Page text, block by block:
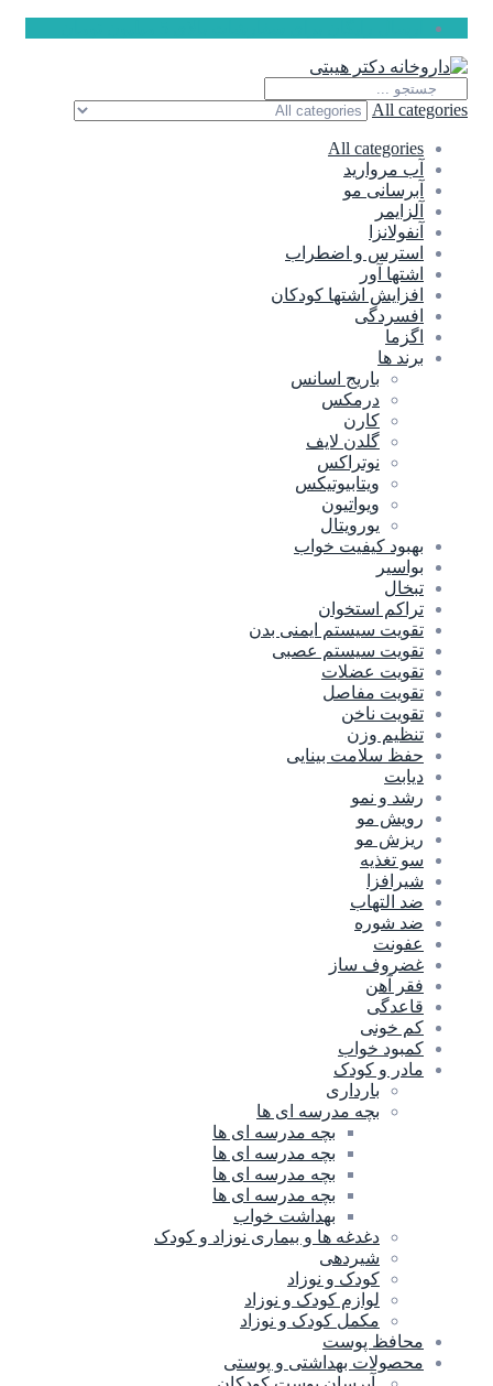
All categories
All categories
آب مروارید
آبرسانی مو
آلزایمر
آنفولانزا
استرس و اضطراب
اشتها آور
افزایش اشتها کودکان
افسردگی
اگزما
برند ها
باریج اسانس
درمکس
کارن
گلدن لایف
نوتراکس
ویتابیوتیکس
ویواتیون
یورویتال
بهبود کیفیت خواب
بواسیر
تبخال
تراکم استخوان
تقویت سیستم ایمنی بدن
تقویت سیستم عصبی
تقویت عضلات
تقویت مفاصل
تقویت ناخن
تنظیم وزن
حفظ سلامت بینایی
دیابت
رشد و نمو
رویش مو
ریزش مو
سو تغذیه
شیرافزا
ضد التهاب
ضد شوره
عفونت
غضروف ساز
فقر آهن
قاعدگی
کم خونی
کمبود خواب
مادر و کودک
بارداری
بچه مدرسه ای ها
بچه مدرسه اى ها
بچه مدرسه ای ها
بچه مدرسه ای ها
بچه مدرسه ای ها
بهداشت خواب
دغدغه ها و بیماری نوزاد و کودک
شیردهی
کودک و نوزاد
لوازم کودک و نوزاد
مکمل کودک و نوزاد
محافظ پوست
محصولات بهداشتی و پوستی